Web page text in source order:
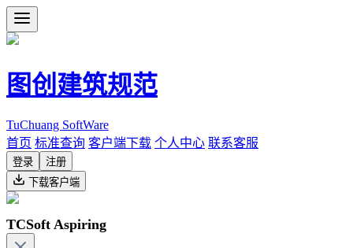
图创建筑规范
TuChuang SoftWare
首页 标准查询 客户端下载 个人中心 联系客服
登录
注册
下载客户端
TCSoft Aspiring